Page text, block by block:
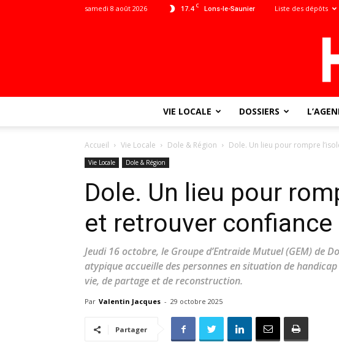
17.4 C Lons-le-Saunier
samedi 8 août 2026 Liste des dépôts
VIE LOCALE DOSSIERS
Accueil Vie Locale Dole & Région Dole. Un lieu pour rompre
Vie Locale Dole & Région
Dole. Un lieu pour
et retrouver confiance
Jeudi 16 octobre, le Groupe d’Entraide Mutuel (GEM) de
atypique accueille des personnes en situation de
vie, de partage et de reconstruction.
Par Valentin Jacques - 29 octobre 2025
Partager